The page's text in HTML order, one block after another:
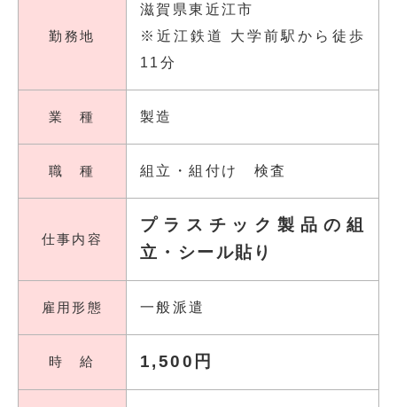
勤務地
滋賀県東近江市
※近江鉄道 大学前駅から徒歩
11分
業 種 製造
職 種 組立・組付け 検査
仕事内容
プラスチック製品の組
立・シール貼り
雇用形態 一般派遣
時 給 1,500円